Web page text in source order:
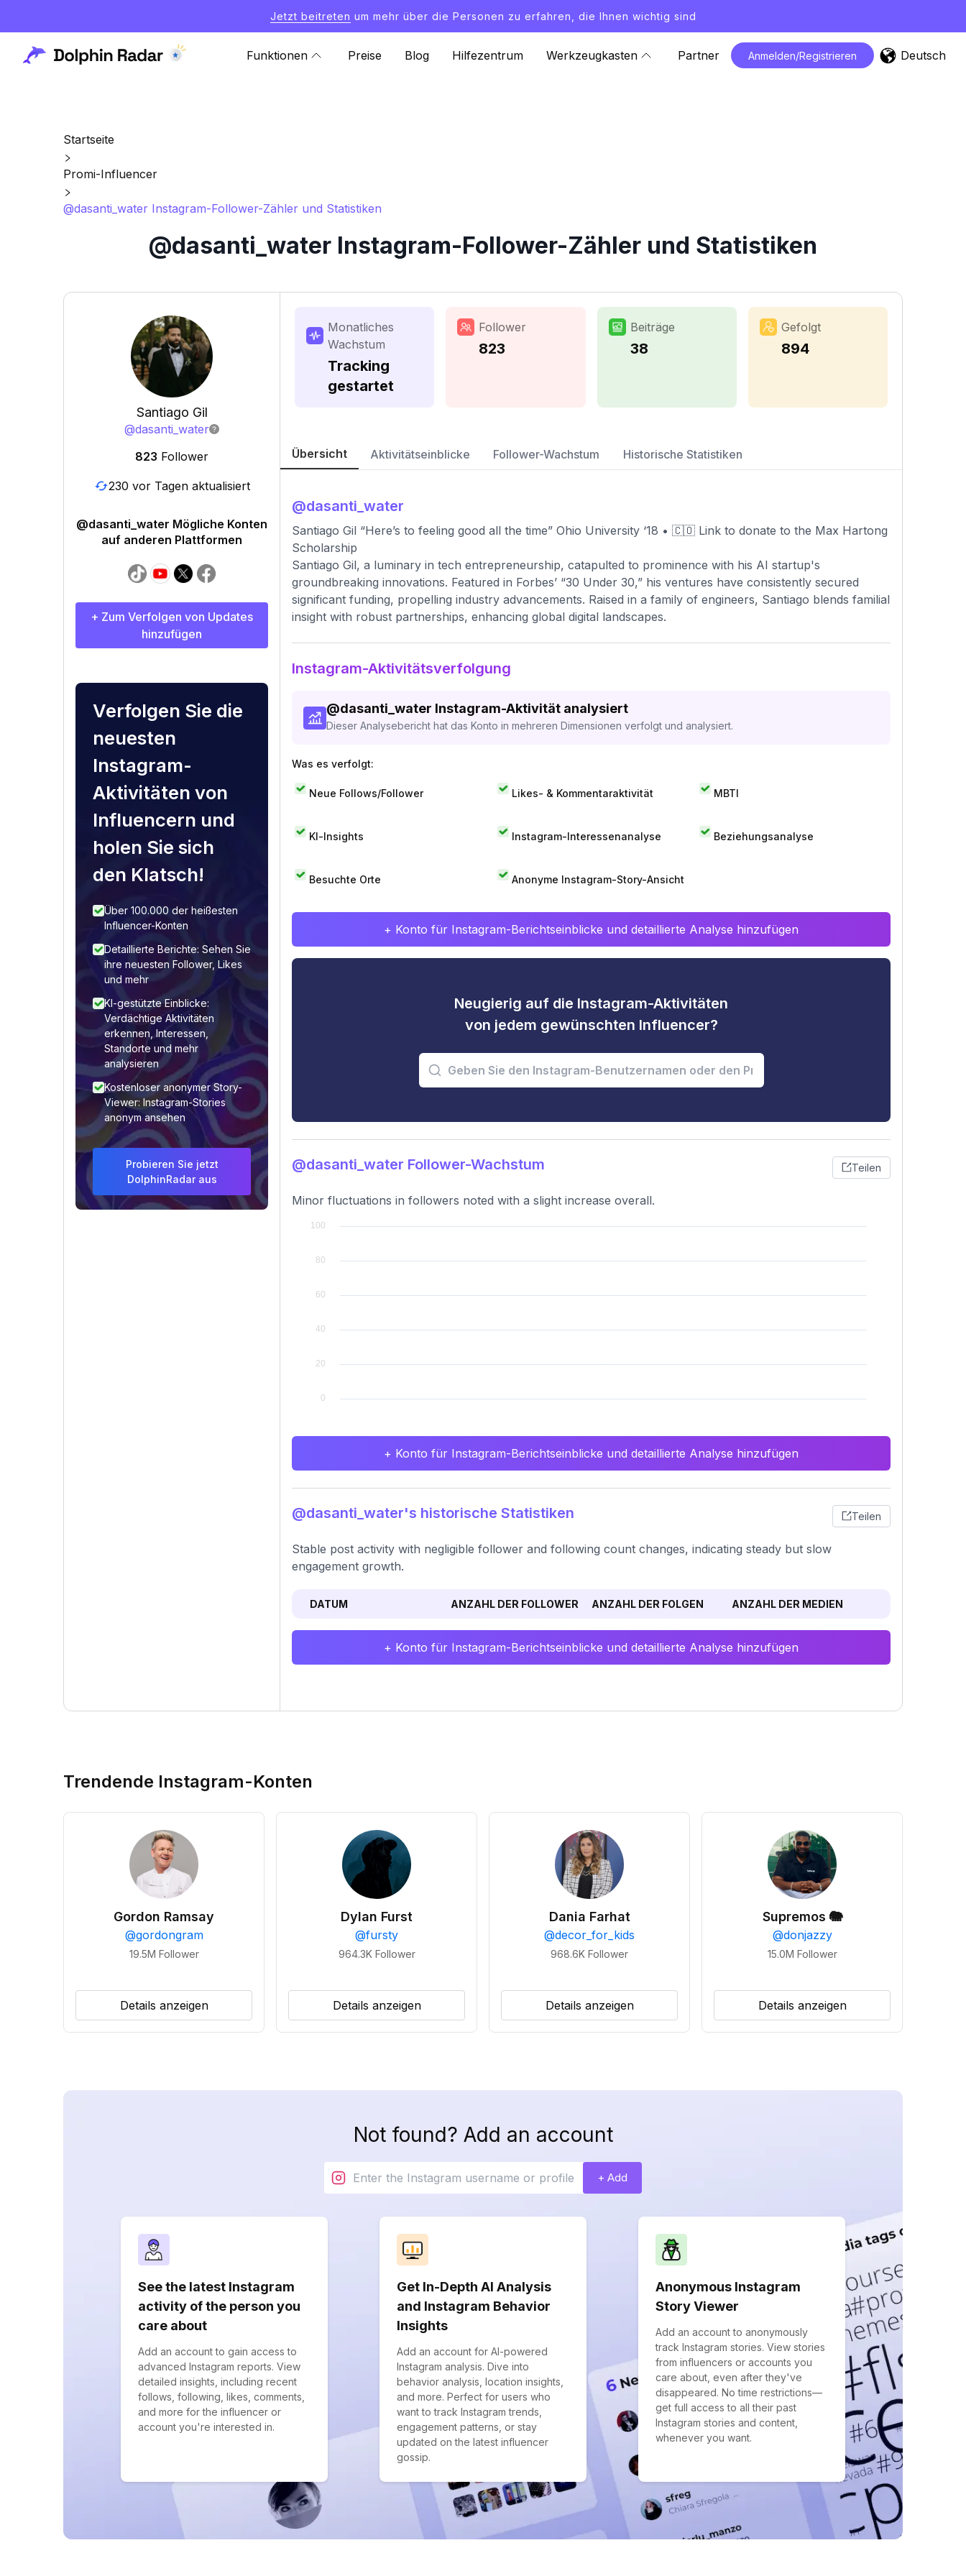
Jetzt beitreten um mehr über die Personen zu erfahren, die Ihnen wichtig sind
Funktionen Preise Blog Hilfezentrum Werkzeugkasten Partner Anmelden/Registrieren Deutsch
Startseite
Promi-Influencer
@dasanti_water Instagram-Follower-Zähler und Statistiken
@dasanti_water Instagram-Follower-Zähler und Statistiken
Santiago Gil
@dasanti_water
823 Follower
230 vor Tagen aktualisiert
@dasanti_water Mögliche Konten
auf anderen Plattformen
+ Zum Verfolgen von Updates
hinzufügen
Verfolgen Sie die
neuesten
Instagram-
Aktivitäten von
Influencern und
holen Sie sich
den Klatsch!
Über 100.000 der heißesten
Influencer-Konten
Detaillierte Berichte: Sehen Sie
ihre neuesten Follower, Likes
und mehr
KI-gestützte Einblicke:
Verdächtige Aktivitäten
erkennen, Interessen,
Standorte und mehr
analysieren
Kostenloser anonymer Story-
Viewer: Instagram-Stories
anonym ansehen
Probieren Sie jetzt
DolphinRadar aus
Monatliches
Wachstum
Tracking
gestartet
Follower
823
Beiträge
38
Gefolgt
894
Übersicht Aktivitätseinblicke Follower-Wachstum Historische Statistiken
@dasanti_water
Santiago Gil “Here’s to feeling good all the time” Ohio University ‘18 • 🇨🇴 Link to donate to the Max Hartong
Scholarship
Santiago Gil, a luminary in tech entrepreneurship, catapulted to prominence with his AI startup's
groundbreaking innovations. Featured in Forbes’ “30 Under 30,” his ventures have consistently secured
significant funding, propelling industry advancements. Raised in a family of engineers, Santiago blends familial
insight with robust partnerships, enhancing global digital landscapes.
Instagram-Aktivitätsverfolgung
@dasanti_water Instagram-Aktivität analysiert
Dieser Analysebericht hat das Konto in mehreren Dimensionen verfolgt und analysiert.
Was es verfolgt:
Neue Follows/Follower Likes- & Kommentaraktivität MBTI
KI-Insights Instagram-Interessenanalyse Beziehungsanalyse
Besuchte Orte Anonyme Instagram-Story-Ansicht
+ Konto für Instagram-Berichtseinblicke und detaillierte Analyse hinzufügen
Neugierig auf die Instagram-Aktivitäten
von jedem gewünschten Influencer?
@dasanti_water Follower-Wachstum Teilen
Minor fluctuations in followers noted with a slight increase overall.
+ Konto für Instagram-Berichtseinblicke und detaillierte Analyse hinzufügen
@dasanti_water's historische Statistiken Teilen
Stable post activity with negligible follower and following count changes, indicating steady but slow
engagement growth.
DATUM ANZAHL DER FOLLOWER ANZAHL DER FOLGEN ANZAHL DER MEDIEN
+ Konto für Instagram-Berichtseinblicke und detaillierte Analyse hinzufügen
Trendende Instagram-Konten
Gordon Ramsay
@gordongram
19.5M Follower
Details anzeigen
Dylan Furst
@fursty
964.3K Follower
Details anzeigen
Dania Farhat
@decor_for_kids
968.6K Follower
Details anzeigen
Supremos 🐘
@donjazzy
15.0M Follower
Details anzeigen
Not found? Add an account
+ Add
See the latest Instagram
activity of the person you
care about
Add an account to gain access to
advanced Instagram reports. View
detailed insights, including recent
follows, following, likes, comments,
and more for the influencer or
account you're interested in.
Get In-Depth AI Analysis
and Instagram Behavior
Insights
Add an account for AI-powered
Instagram analysis. Dive into
behavior analysis, location insights,
and more. Perfect for users who
want to track Instagram trends,
engagement patterns, or stay
updated on the latest influencer
gossip.
Anonymous Instagram
Story Viewer
Add an account to anonymously
track Instagram stories. View stories
from influencers or accounts you
care about, even after they've
disappeared. No time restrictions—
get full access to all their past
Instagram stories and content,
whenever you want.